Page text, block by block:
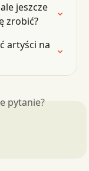
jeszcze
zrobić?
artyści na
pytanie?